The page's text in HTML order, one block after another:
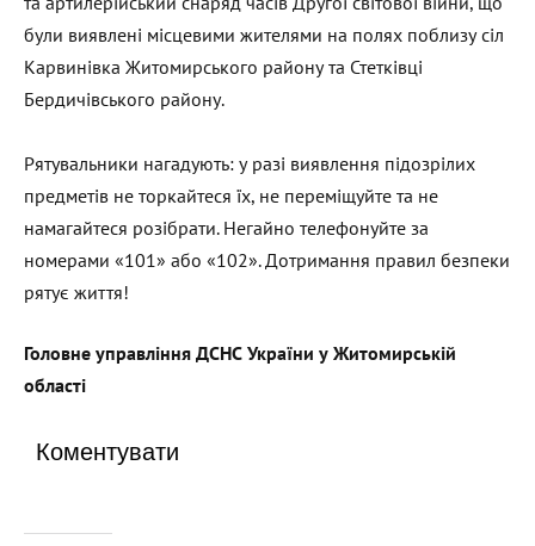
були виявлені місцевими жителями на полях поблизу сіл
Карвинівка Житомирського району та Стетківці
Бердичівського району.
Рятувальники нагадують: у разі виявлення підозрілих
предметів не торкайтеся їх, не переміщуйте та не
намагайтеся розібрати. Негайно телефонуйте за
номерами «101» або «102». Дотримання правил безпеки
рятує життя!
Головне управління ДСНС України у Житомирській
області
Коментувати